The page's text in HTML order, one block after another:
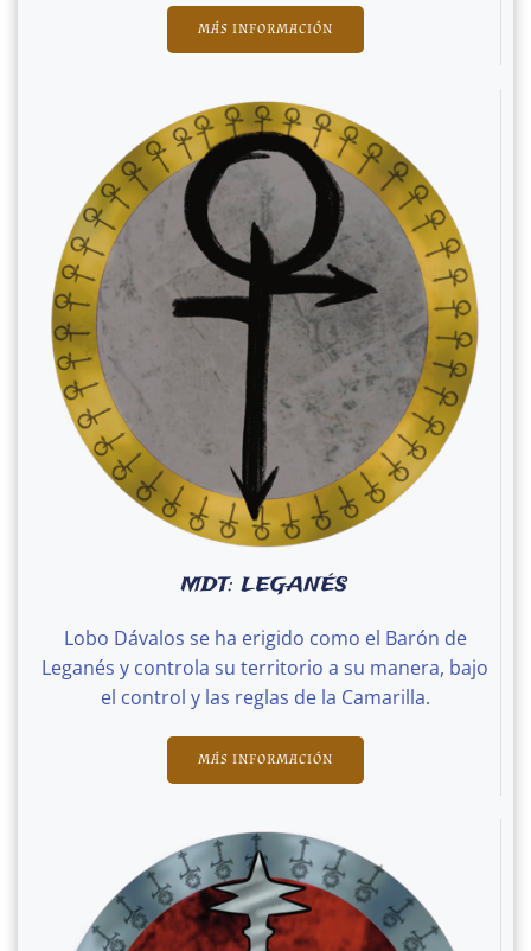
MÁS INFORMACIÓN
MDT: LEGANÉS
Lobo Dávalos se ha erigido como el Barón de
Leganés y controla su territorio a su manera, bajo
el control y las reglas de la Camarilla.
MÁS INFORMACIÓN